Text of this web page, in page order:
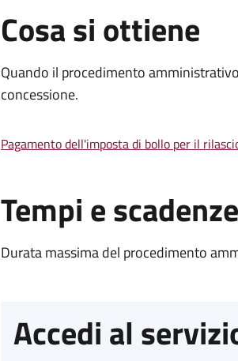
Cosa si ottiene
Quando il procedimento
concessione.
Pagamento dell'imposta di bollo per il
Tempi e scadenze
Durata massima del procedimento
Accedi al